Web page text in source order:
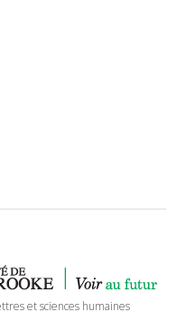
et sciences humaines